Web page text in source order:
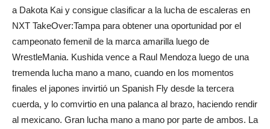
a Dakota Kai y consigue clasificar a la lucha de escaleras en
NXT TakeOver:Tampa para obtener una oportunidad por el
campeonato femenil de la marca amarilla luego de
WrestleMania. Kushida vence a Raul Mendoza luego de una
tremenda lucha mano a mano, cuando en los momentos
finales el japones invirtió un Spanish Fly desde la tercera
cuerda, y lo comvirtio en una palanca al brazo, haciendo rendir
al mexicano. Gran lucha mano a mano por parte de ambos. La